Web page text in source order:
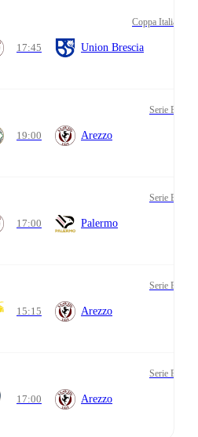
Coppa Italia
17:45 Union Brescia
Serie B
19:00 Arezzo
Serie B
17:00 Palermo
Serie B
15:15 Arezzo
Serie B
17:00 Arezzo